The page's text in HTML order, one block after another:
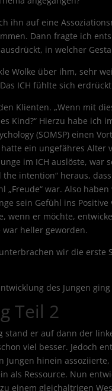
ihn auf eine
Dann fragte ich
in welcher
Wolke über ihm, sehr
ICH fühlte sich
Klienten. „Wenn mit
Kind?“ Hierzu habe ich
(SOMSP) einen
ein ungefähres Alter
im ICH auslöste,
intention“ heraus,
„Freude“ war. Also
sein Gefühl ins
wenn er möchte,
war heller geworden.
wir die erste
des Jungen
Teil 2
stand er auf dann der
viel besser. Jedoch
Jungen hinein
als Ressource. Nun
einem gleichaltrigen